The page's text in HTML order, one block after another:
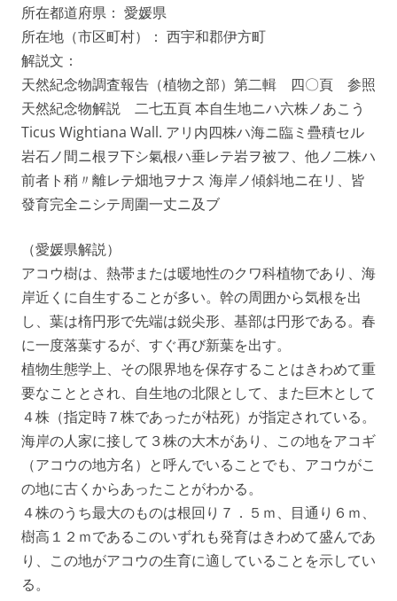
所在都道府県： 愛媛県
所在地（市区町村）： 西宇和郡伊方町
解説文：
天然紀念物調査報告（植物之部）第二輯 四〇頁 参照
天然紀念物解説 二七五頁 本自生地ニハ六株ノあこう
Ticus Wightiana Wall. アリ内四株ハ海ニ臨ミ疊積セル
岩石ノ間ニ根ヲ下シ氣根ハ垂レテ岩ヲ被フ、他ノ二株ハ
前者ト稍〃離レテ畑地ヲナス 海岸ノ傾斜地ニ在リ、皆
發育完全ニシテ周圍一丈ニ及ブ
（愛媛県解説）
アコウ樹は、熱帯または暖地性のクワ科植物であり、海
岸近くに自生することが多い。幹の周囲から気根を出
し、葉は楕円形で先端は鋭尖形、基部は円形である。春
に一度落葉するが、すぐ再び新葉を出す。
植物生態学上、その限界地を保存することはきわめて重
要なこととされ、自生地の北限として、また巨木として
４株（指定時７株であったが枯死）が指定されている。
海岸の人家に接して３株の大木があり、この地をアコギ
（アコウの地方名）と呼んでいることでも、アコウがこ
の地に古くからあったことがわかる。
４株のうち最大のものは根回り７．５ｍ、目通り６ｍ、
樹高１２ｍであるこのいずれも発育はきわめて盛んであ
り、この地がアコウの生育に適していることを示してい
る。